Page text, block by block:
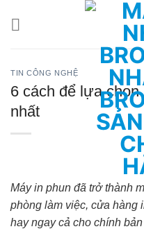
TIN CÔNG NGHỆ
6 cách để lựa
nhất
Máy in phun đã trở thành
phòng làm việc, cửa hàng
hay ngay cả cho chính